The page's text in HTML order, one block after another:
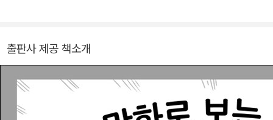
환경교육센터 이사장으로서 생태 전환 교육 확산에 힘쓰고 있다. 주
는 사람입니다』, 『코펜하겐에서 칸쿤까지』 등이 있다.
출판사 제공 책소개